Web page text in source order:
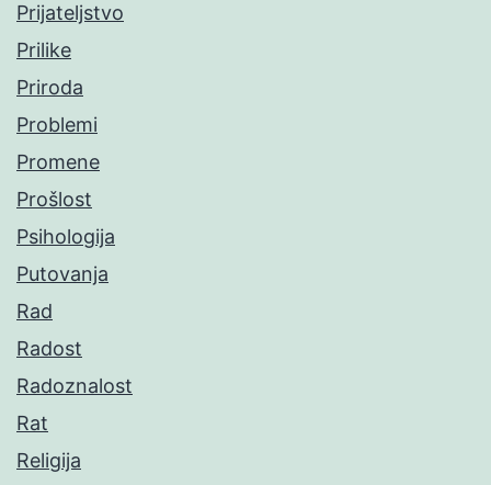
Prijateljstvo
Prilike
Priroda
Problemi
Promene
Prošlost
Psihologija
Putovanja
Rad
Radost
Radoznalost
Rat
Religija